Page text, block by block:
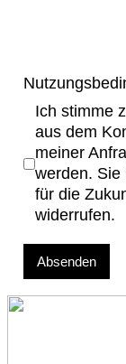
Ich stimme
aus dem
meiner
werden. Sie
für die
widerrufen.
Absenden